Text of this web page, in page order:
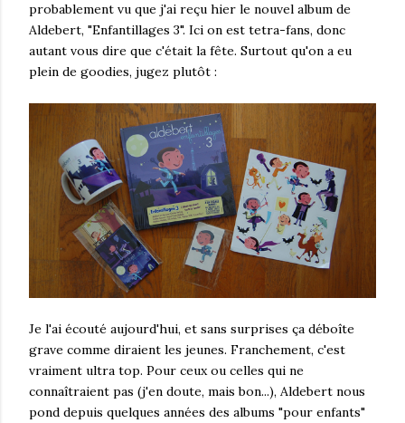
probablement vu que j'ai reçu hier le nouvel album de
Aldebert, "Enfantillages 3". Ici on est tetra-fans, donc
autant vous dire que c'était la fête. Surtout qu'on a eu
plein de goodies, jugez plutôt :
Je l'ai écouté aujourd'hui, et sans surprises ça déboîte
grave comme diraient les jeunes. Franchement, c'est
vraiment ultra top. Pour ceux ou celles qui ne
connaîtraient pas (j'en doute, mais bon...), Aldebert nous
pond depuis quelques années des albums "pour enfants"